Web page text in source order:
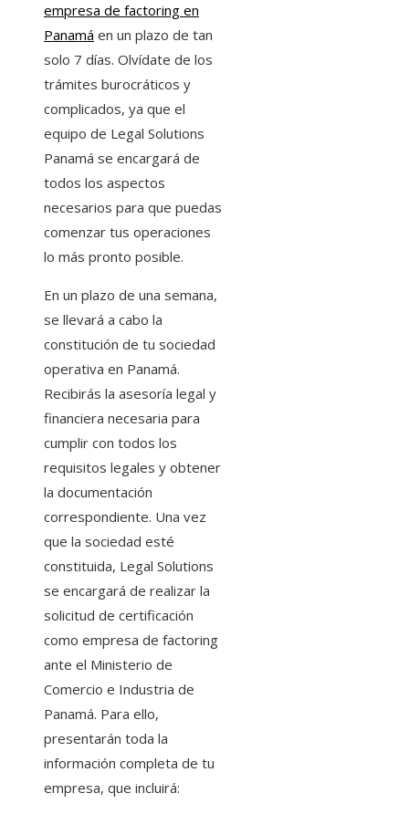
empresa de factoring en
Panamá en un plazo de tan
solo 7 días. Olvídate de los
trámites burocráticos y
complicados, ya que el
equipo de Legal Solutions
Panamá se encargará de
todos los aspectos
necesarios para que puedas
comenzar tus operaciones
lo más pronto posible.
En un plazo de una semana,
se llevará a cabo la
constitución de tu sociedad
operativa en Panamá.
Recibirás la asesoría legal y
financiera necesaria para
cumplir con todos los
requisitos legales y obtener
la documentación
correspondiente. Una vez
que la sociedad esté
constituida, Legal Solutions
se encargará de realizar la
solicitud de certificación
como empresa de factoring
ante el Ministerio de
Comercio e Industria de
Panamá. Para ello,
presentarán toda la
información completa de tu
empresa, que incluirá: